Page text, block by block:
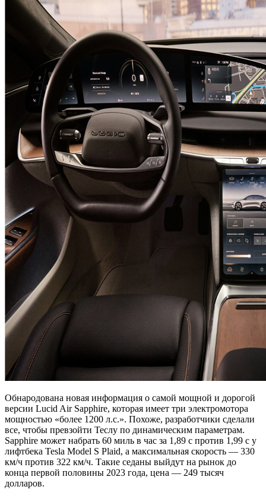
Обнародована новая информация о самой мощной и дорогой
версии Lucid Air Sapphire, которая имеет три электромотора
мощностью «более 1200 л.с.». Похоже, разработчики сделали
все, чтобы превзойти Теслу по динамическим параметрам.
Sapphire может набрать 60 миль в час за 1,89 с против 1,99 с у
лифтбека Tesla Model S Plaid, а максимальная скорость — 330
км/ч против 322 км/ч. Такие седаны выйдут на рынок до
конца первой половины 2023 года, цена — 249 тысяч
долларов.